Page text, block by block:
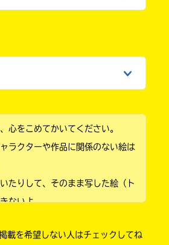
心をこめてかいてください。
ラクターや作品に関係のない絵は
たりして、そのまま写した絵（ト
ないよ。
は紹介されないので、待ってて
載を希望しない人はチェックしてね